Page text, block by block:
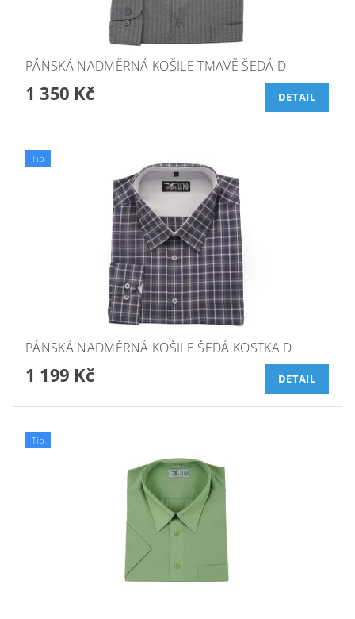
PÁNSKÁ NADMĚRNÁ KOŠILE TMAVĚ ŠEDÁ D
1 350 Kč DETAIL
Tip
PÁNSKÁ NADMĚRNÁ KOŠILE ŠEDÁ KOSTKA D
1 199 Kč DETAIL
Tip